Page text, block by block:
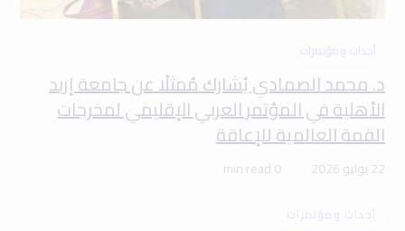
أحداث ومؤتمرات
د. محمد الصمادي يُشارك مُمثلًا عن جامعة إربد
الأهلية في المؤتمر العربي الإقليمي لمخرجات
القمة العالمية للإعاقة
22 يوليو 2026 0 min read
أحداث ومؤتمرات